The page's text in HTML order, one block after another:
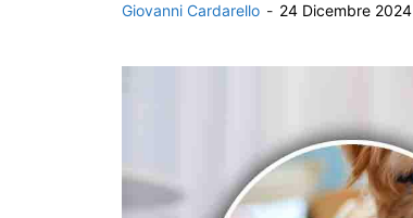
Giovanni Cardarello - 24 Dicembre 2024